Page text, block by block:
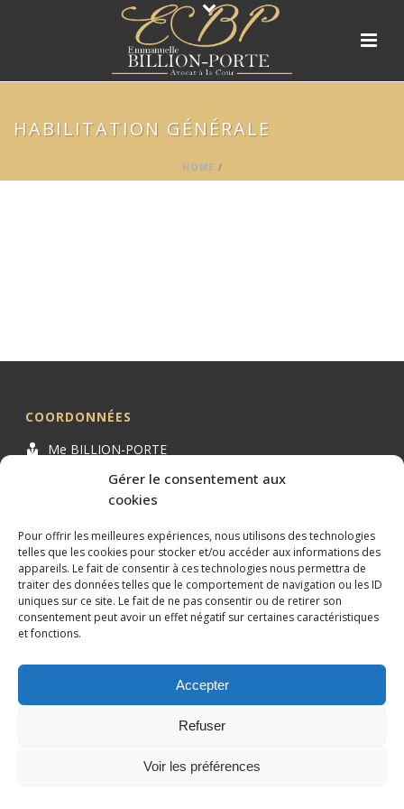
Gérer le consentement aux
cookies
Pour offrir les meilleures expériences, nous utilisons des technologies
telles que les cookies pour stocker et/ou accéder aux informations des
appareils. Le fait de consentir à ces technologies nous permettra de
traiter des données telles que le comportement de navigation ou les ID
uniques sur ce site. Le fait de ne pas consentir ou de retirer son
consentement peut avoir un effet négatif sur certaines caractéristiques
et fonctions.
Accepter
Refuser
Voir les préférences
HABILITATION GÉNÉRALE
HOME /
COORDONNÉES
Me BILLION-PORTE
Cabinet BILLION-PORTE
1 Avenue de la Gaillarde
04 99 62 19 01
09 82 63 51 79
Conception et référencement réalisés parXtremWebSiteSite
Plan du site